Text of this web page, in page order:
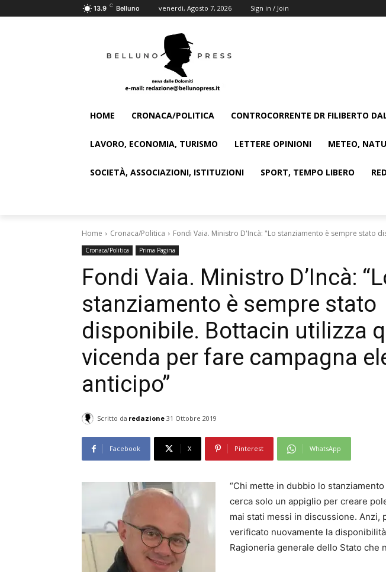
13.9 C Belluno venerdì, Agosto 7, 2026 Sign in / Join
HOME CRONACA/POLITICA CONTROCORRENTE DR FILIBERTO
LAVORO, ECONOMIA, TURISMO LETTERE OPINIONI METEO,
SOCIETÀ, ASSOCIAZIONI, ISTITUZIONI SPORT, TEMPO LIBERO
Home Cronaca/Politica Fondi Vaia. Ministro D'Incà: "Lo stanziamento è sempre stato
Cronaca/Politica Prima Pagina
Fondi Vaia. Ministro D’Incà:
stanziamento è sempre stato
disponibile. Bottacin utilizza
vicenda per fare campagna
anticipo”
Scritto da redazione 31 Ottobre 2019
Facebook X Pinterest WhatsApp
“Chi mette in dubbio lo
cerca solo un appiglio per creare
mai stati messi in discussione. Anzi,
verificato nuovamente la
Ragioneria generale dello Stato che